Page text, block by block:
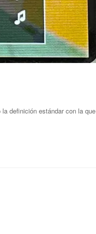
definición estándar con la